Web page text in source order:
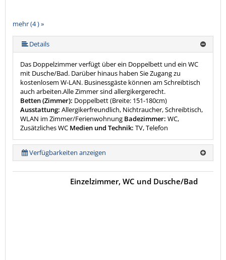
mehr (4 ) »
Details
Das Doppelzimmer verfügt über ein Doppelbett und ein WC
mit Dusche/Bad. Darüber hinaus haben Sie Zugang zu
kostenlosem W-LAN. Businessgäste können am Schreibtisch
auch arbeiten.Alle Zimmer sind allergikergerecht.
Betten (Zimmer): Doppelbett (Breite: 151-180cm)
Ausstattung: Allergikerfreundlich, Nichtraucher, Schreibtisch,
WLAN im Zimmer/Ferienwohnung Badezimmer: WC,
Zusätzliches WC Medien und Technik: TV, Telefon
Verfügbarkeiten anzeigen
Einzelzimmer, WC und Dusche/Bad